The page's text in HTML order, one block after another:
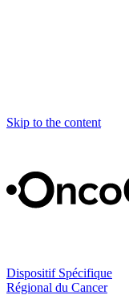
Skip to the content
Dispositif Spécifique
Régional du Cancer